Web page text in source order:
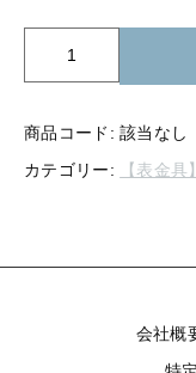
カ
三
商品コード:該当なし
カテゴリー:
【表金
会社概
【留め金具】
【留め金具】
【留め金具】
【留め金具】
【留め金具】
【留め金具】
【
【留め